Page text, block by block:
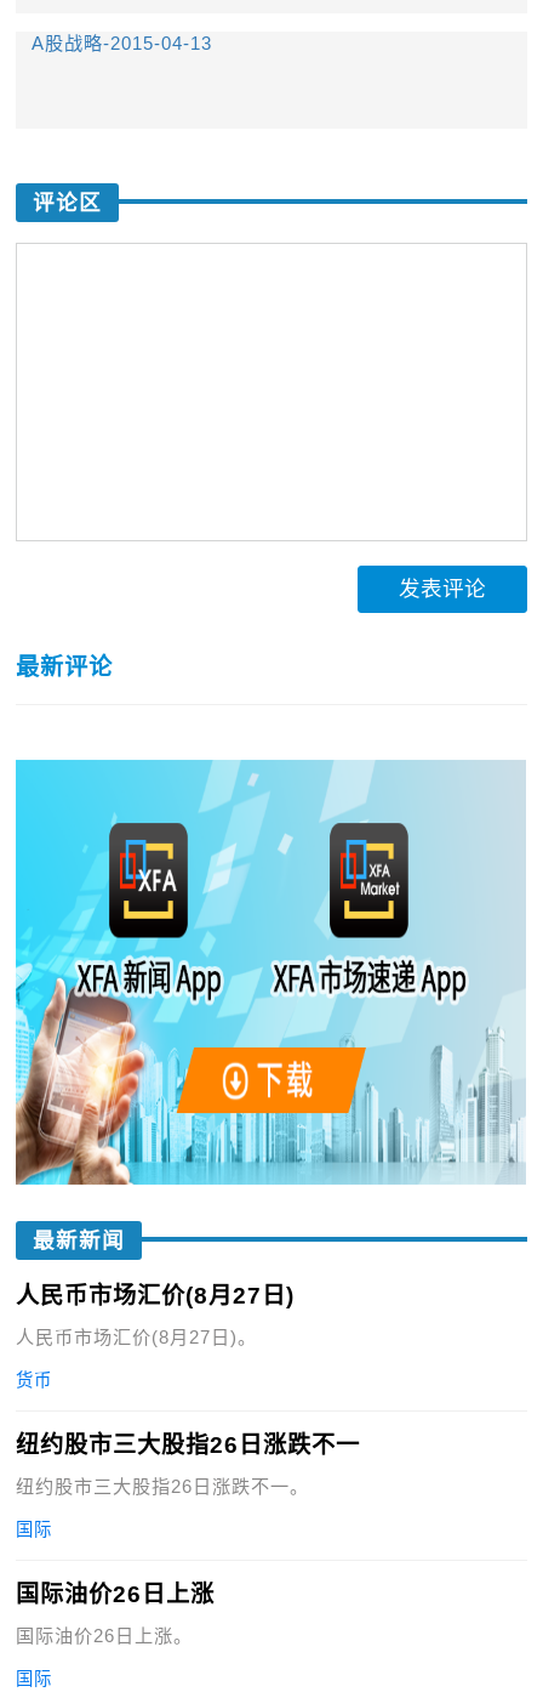
A股战略-2015-04-13
评论区
发表评论
最新评论
最新新闻
人民币市场汇价(8月27日)
人民币市场汇价(8月27日)。
货币
纽约股市三大股指26日涨跌不一
纽约股市三大股指26日涨跌不一。
国际
国际油价26日上涨
国际油价26日上涨。
国际